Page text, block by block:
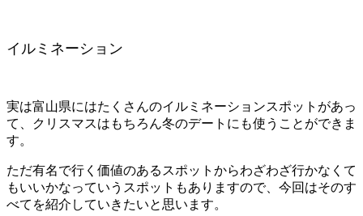
イルミネーション
実は富山県にはたくさんのイルミネーションスポットがあっ
て、クリスマスはもちろん冬のデートにも使うことができま
す。
ただ有名で行く価値のあるスポットからわざわざ行かなくて
もいいかなっていうスポットもありますので、今回はそのす
べてを紹介していきたいと思います。